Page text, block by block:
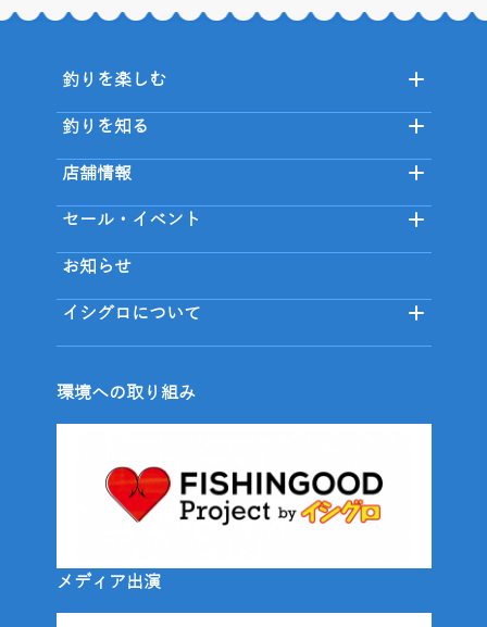
釣りを楽しむ
釣りを知る
店舗情報
セール・イベント
お知らせ
イシグロについて
環境への取り組み
メディア出演